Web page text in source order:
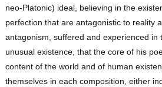
neo-Platonic) ideal, believing in the
perfection that are antagonistic to reality
antagonism, suffered and experienced in
unusual existence, that the core of his
content of the world and of human
themselves in each composition, either